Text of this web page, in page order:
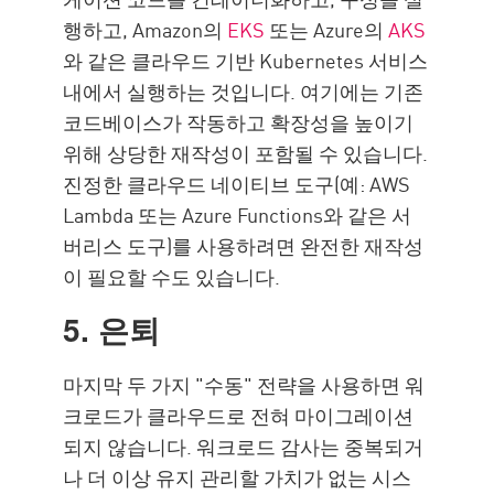
행하고, Amazon의 EKS 또는 Azure의AKS
와 같은 클라우드 기반 Kubernetes 서비스
내에서 실행하는 것입니다. 여기에는 기존
코드베이스가 작동하고 확장성을 높이기
위해 상당한 재작성이 포함될 수 있습니다.
진정한 클라우드 네이티브 도구(예: AWS
Lambda 또는 Azure Functions와 같은 서
버리스 도구)를 사용하려면 완전한 재작성
이 필요할 수도 있습니다.
5. 은퇴
마지막 두 가지 "수동" 전략을 사용하면 워
크로드가 클라우드로 전혀 마이그레이션
되지 않습니다. 워크로드 감사는 중복되거
나 더 이상 유지 관리할 가치가 없는 시스